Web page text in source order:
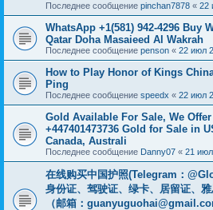
Последнее сообщение pinchan7878 « 22
WhatsApp +1(581) 942-4296 Buy
Qatar Doha Masaieed Al Wakrah
Последнее сообщение penson « 22 июл
How to Play Honor of Kings
Ping
Последнее сообщение speedx « 22 июл
Gold Available For Sale, We
+447401473736 Gold for Sale in
Canada, Australi
Последнее сообщение Danny07 « 21
在线购买中国护照(Telegram：
身份证、驾驶证、绿卡、居留证、
（邮箱：